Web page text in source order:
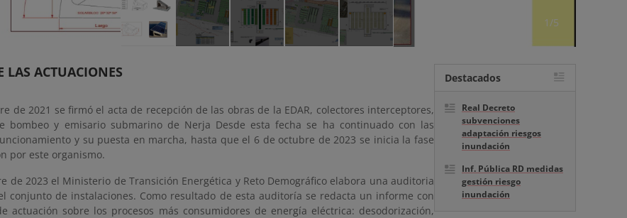
1/5
LAS ACTUACIONES
de 2021 se firmó el acta de recepción de las obras de la EDAR, colectores interceptores,
bombeo y emisario submarino de Nerja Desde esta fecha se ha continuado con las
y su puesta en marcha, hasta que el 6 de octubre de 2023 se inicia la fase
por este organismo.
de 2023 el Ministerio de Transición Energética y Reto Demográfico elabora una auditoria
conjunto de instalaciones. Como resultado de esta auditoría se redacta un informe con
actuación sobre los procesos más consumidores de energía eléctrica: desodorización,
Destacados
Real Decreto
subvenciones
adaptación riesgos
inundación
Inf. Pública RD medidas
gestión riesgo
inundación